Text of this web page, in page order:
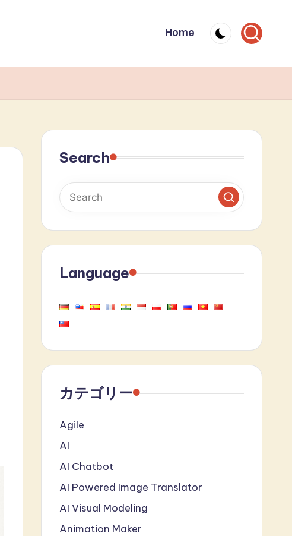
Home
Search
Language
カテゴリー
Agile
AI
AI Chatbot
AI Powered Image Translator
AI Visual Modeling
Animation Maker